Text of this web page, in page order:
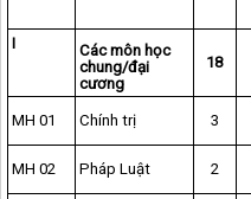
I
Các môn học
chung/đại
cương
18
MH 01 Chính trị 3
MH 02 Pháp Luật 2